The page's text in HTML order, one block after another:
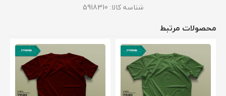
شناسه کالا: 5918310
محصولات مرتبط